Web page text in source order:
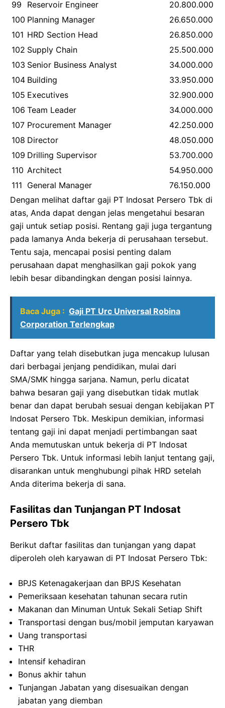
99 Reservoir Engineer
20.800.000
100 Planning Manager
26.650.000
101 HRD Section Head
26.850.000
102 Supply Chain
25.500.000
103 Senior Business Analyst
34.000.000
104 Building
33.950.000
105 Executives
32.900.000
106 Team Leader
34.000.000
107 Procurement Manager
42.250.000
108 Director
48.050.000
109 Drilling Supervisor
53.700.000
110 Architect
54.950.000
111 General Manager
76.150.000
Dengan melihat daftar gaji PT Indosat Persero Tbk di
atas, Anda dapat dengan jelas mengetahui besaran
gaji untuk setiap posisi. Rentang gaji juga tergantung
pada lamanya Anda bekerja di perusahaan tersebut.
Tentu saja, mencapai posisi penting dalam
perusahaan dapat menghasilkan gaji pokok yang
lebih besar dibandingkan dengan posisi lainnya.
Baca Juga : Gaji PT Urc Universal Robina
Corporation Terlengkap
Daftar yang telah disebutkan juga mencakup lulusan
dari berbagai jenjang pendidikan, mulai dari
SMA/SMK hingga sarjana. Namun, perlu dicatat
bahwa besaran gaji yang disebutkan tidak mutlak
benar dan dapat berubah sesuai dengan kebijakan PT
Indosat Persero Tbk. Meskipun demikian, informasi
tentang gaji ini dapat menjadi pertimbangan saat
Anda memutuskan untuk bekerja di PT Indosat
Persero Tbk. Untuk informasi lebih lanjut tentang gaji,
disarankan untuk menghubungi pihak HRD setelah
Anda diterima bekerja di sana.
Fasilitas dan Tunjangan PT Indosat
Persero Tbk
Berikut daftar fasilitas dan tunjangan yang dapat
diperoleh oleh karyawan di PT Indosat Persero Tbk:
BPJS Ketenagakerjaan dan BPJS Kesehatan
Pemeriksaan kesehatan tahunan secara rutin
Makanan dan Minuman Untuk Sekali Setiap Shift
Transportasi dengan bus/mobil jemputan karyawan
Uang transportasi
THR
Intensif kehadiran
Bonus akhir tahun
Tunjangan Jabatan yang disesuaikan dengan
jabatan yang diemban